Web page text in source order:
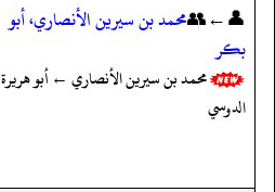
👤←👥محمد بن سيرين الأنصاري، أبو
بكر
محمد بن سيرين الأنصاري ← أبو هريرة
الدوسي